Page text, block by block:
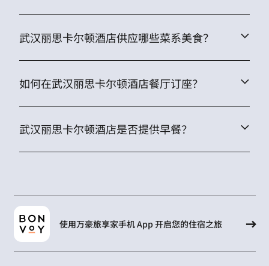
武汉丽思卡尔顿酒店供应哪些菜系美食？
如何在武汉丽思卡尔顿酒店餐厅订座？
武汉丽思卡尔顿酒店是否提供早餐？
使用万豪旅享家手机 App 开启您的住宿之旅